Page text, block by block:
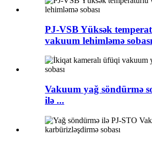
PJ-VSB Yüksək
vakuum lehimləmə sobası
Vakuum yağ söndürmə
ilə ...